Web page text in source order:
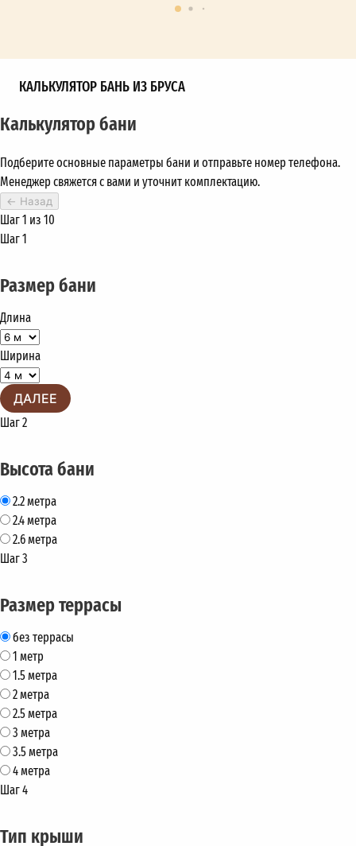
КАЛЬКУЛЯТОР БАНЬ ИЗ БРУСА
Калькулятор бани
Подберите основные параметры бани и отправьте номер телефона.
Менеджер свяжется с вами и уточнит комплектацию.
← Назад
Шаг 1 из 10
Шаг 1
Размер бани
Длина
Ширина
ДАЛЕЕ
Шаг 2
Высота бани
2.2 метра
2.4 метра
2.6 метра
Шаг 3
Размер террасы
без террасы
1 метр
1.5 метра
2 метра
2.5 метра
3 метра
3.5 метра
4 метра
Шаг 4
Тип крыши